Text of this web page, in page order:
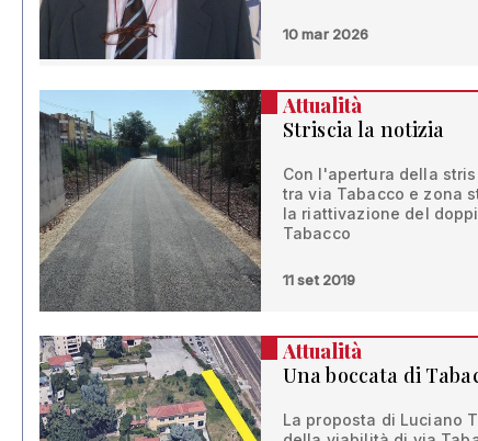
10 mar 2026
Attualità
Striscia la notizia
Con l'apertura della
tra via Tabacco e zona
la riattivazione del
Tabacco
11 set 2019
Attualità
Una boccata di
La proposta di Luciano